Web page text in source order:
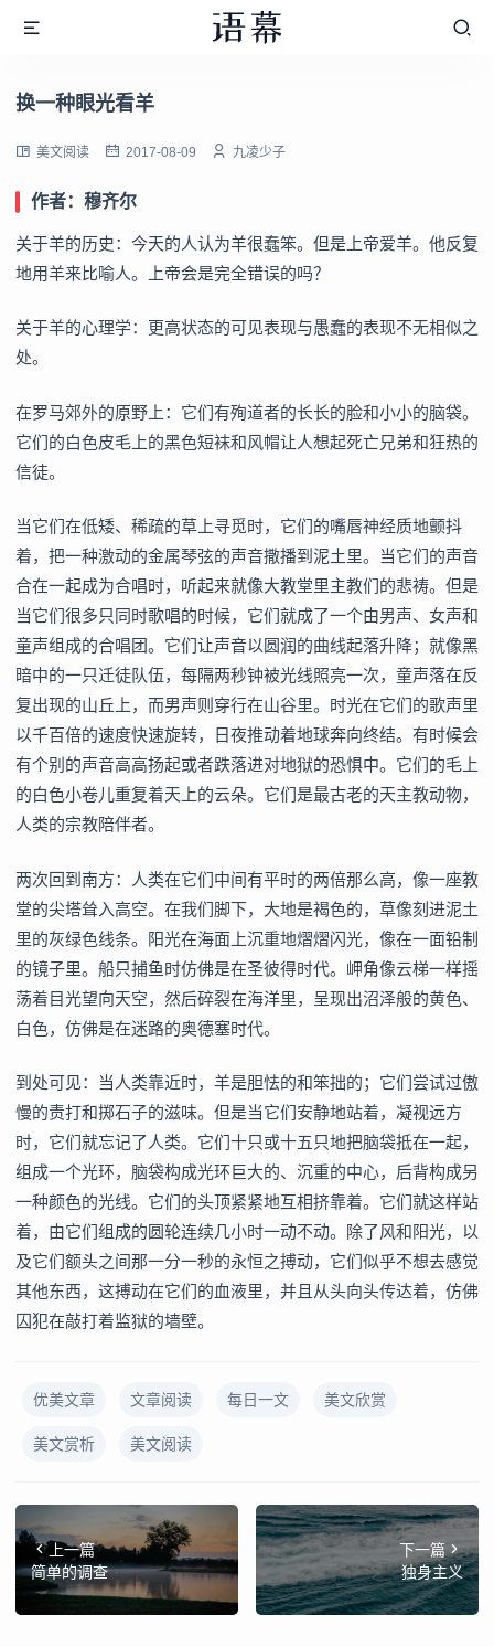
换一种眼光看羊
美文阅读 2017-08-09 九凌少子
作者：穆齐尔
关于羊的历史：今天的人认为羊很蠢笨。但是上帝爱羊。他反复
地用羊来比喻人。上帝会是完全错误的吗？
关于羊的心理学：更高状态的可见表现与愚蠢的表现不无相似之
处。
在罗马郊外的原野上：它们有殉道者的长长的脸和小小的脑袋。
它们的白色皮毛上的黑色短袜和风帽让人想起死亡兄弟和狂热的
信徒。
当它们在低矮、稀疏的草上寻觅时，它们的嘴唇神经质地颤抖
着，把一种激动的金属琴弦的声音撒播到泥土里。当它们的声音
合在一起成为合唱时，听起来就像大教堂里主教们的悲祷。但是
当它们很多只同时歌唱的时候，它们就成了一个由男声、女声和
童声组成的合唱团。它们让声音以圆润的曲线起落升降；就像黑
暗中的一只迁徒队伍，每隔两秒钟被光线照亮一次，童声落在反
复出现的山丘上，而男声则穿行在山谷里。时光在它们的歌声里
以千百倍的速度快速旋转，日夜推动着地球奔向终结。有时候会
有个别的声音高高扬起或者跌落进对地狱的恐惧中。它们的毛上
的白色小卷儿重复着天上的云朵。它们是最古老的天主教动物，
人类的宗教陪伴者。
两次回到南方：人类在它们中间有平时的两倍那么高，像一座教
堂的尖塔耸入高空。在我们脚下，大地是褐色的，草像刻进泥土
里的灰绿色线条。阳光在海面上沉重地熠熠闪光，像在一面铅制
的镜子里。船只捕鱼时仿佛是在圣彼得时代。岬角像云梯一样摇
荡着目光望向天空，然后碎裂在海洋里，呈现出沼泽般的黄色、
白色，仿佛是在迷路的奥德塞时代。
到处可见：当人类靠近时，羊是胆怯的和笨拙的；它们尝试过傲
慢的责打和掷石子的滋味。但是当它们安静地站着，凝视远方
时，它们就忘记了人类。它们十只或十五只地把脑袋抵在一起，
组成一个光环，脑袋构成光环巨大的、沉重的中心，后背构成另
一种颜色的光线。它们的头顶紧紧地互相挤靠着。它们就这样站
着，由它们组成的圆轮连续几小时一动不动。除了风和阳光，以
及它们额头之间那一分一秒的永恒之搏动，它们似乎不想去感觉
其他东西，这搏动在它们的血液里，并且从头向头传达着，仿佛
囚犯在敲打着监狱的墙壁。
优美文章 文章阅读 每日一文 美文欣赏
美文赏析 美文阅读
上一篇
简单的调查
下一篇
独身主义